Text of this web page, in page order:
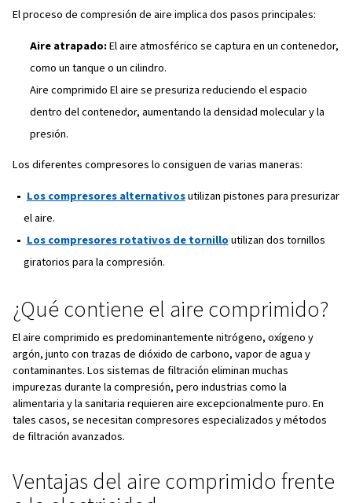
Preguntas frecuentes
¿Qué es el aire comprimido?
El aire comprimido es una mezcla de gases,
nitrógeno (78 %) y oxígeno (21 %), que se presuriza
energía cinética. Al forzar a las moléculas de aire a
muevan más rápido y generen energía. Este proceso se
mediante compresores de aire, que aspiran aire
comprimen y lo almacenan en un depósito para su uso.
¿Cómo funciona un